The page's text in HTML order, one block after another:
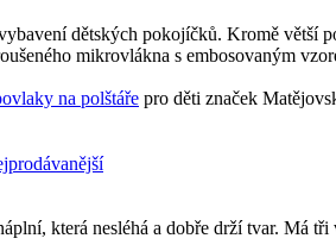
dětských pokojíčků. Kromě větší
mikrovlákna s embosovaným
na polštáře pro děti značek
která nesléhá a dobře drží tvar. Má